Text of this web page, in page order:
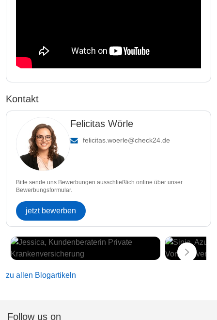
Kontakt
Felicitas Wörle
felicitas.woerle@check24.de
Bitte sende uns Bewerbungen ausschließlich online über unser
Bewerbungsformular.
jetzt bewerben
zu allen Blogartikeln
Follow us on